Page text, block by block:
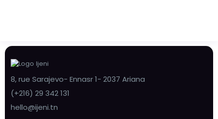
8, rue Sarajevo- Ennasr 1- 2037 Ariana
(+216) 29 342 131
hello@ijeni.tn